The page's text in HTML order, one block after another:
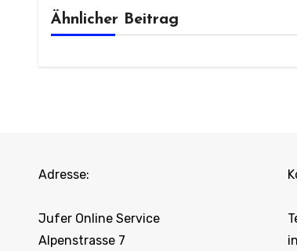
Ähnlicher Beitrag
Adresse:
Jufer Online Service
Alpenstrasse 7